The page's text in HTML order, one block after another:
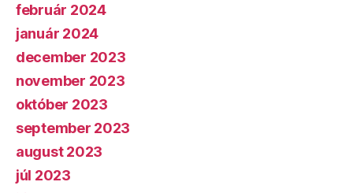
február 2024
január 2024
december 2023
november 2023
október 2023
september 2023
august 2023
júl 2023